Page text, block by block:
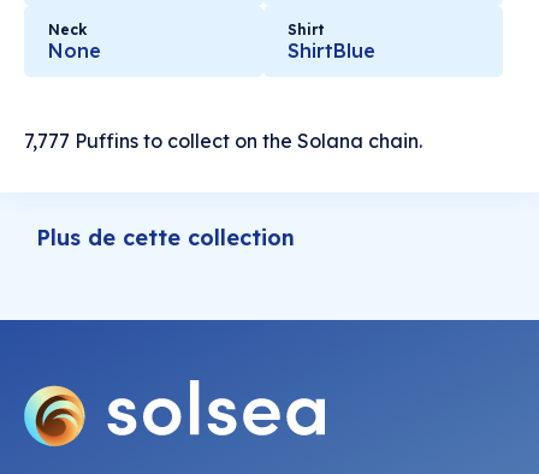
Neck
None
Shirt
ShirtBlue
7,777 Puffins to collect on the Solana chain.
Plus de cette collection